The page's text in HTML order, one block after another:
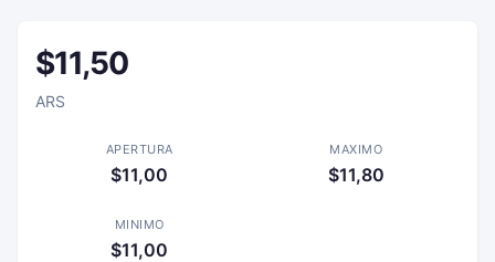
$11,50
ARS
APERTURA
$11,00
MAXIMO
$11,80
MINIMO
$11,00